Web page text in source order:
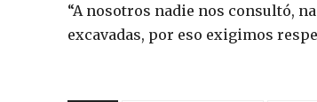
“A nosotros nadie nos consultó,
excavadas, por eso exigimos